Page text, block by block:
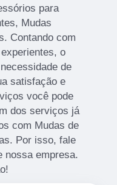
para
Mudas
Contando com
o
de
satisfação e
você pode
dos serviços já
com Mudas de
Por isso, fale
nossa empresa.